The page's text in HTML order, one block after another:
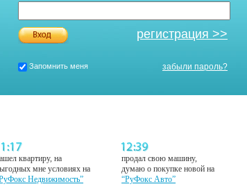
регистрация >>
Запомнить меня забыли пароль?
квартиру, на
мне условиях на
Недвижимость”
продал свою машину,
думаю о покупке новой на
“РуФокс Авто”